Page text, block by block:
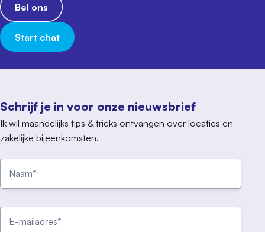
Schrijf je in voor onze nieuwsbrief
Ik wil maandelijks tips & tricks ontvangen over locaties en
zakelijke bijeenkomsten.
Bel ons
Start chat